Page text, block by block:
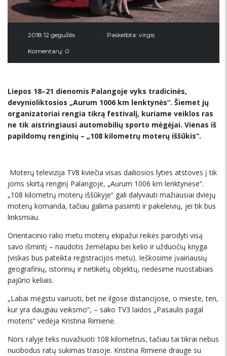
2018 12 gegužės Paskelbta: virgis
Komentarų: 0
Liepos 18–21 dienomis Palangoje vyks tradicinės,
devynioliktosios „Aurum 1006 km lenktynės“. Šiemet jų
organizatoriai rengia tikrą festivalį, kuriame veiklos ras
ne tik aistringiausi automobilių sporto mėgėjai. Vienas iš
papildomų renginių – „108 kilometrų moterų iššūkis“.
Moterų televizija TV8 kviečia visas dailiosios lyties atstoves į tik
joms skirtą renginį Palangoje, „Aurum 1006 km lenktynėse“.
„108 kilometrų moterų iššūkyje“ gali dalyvauti mažiausiai dviejų
moterų komanda, tačiau galima pasiimti ir pakeleivių, jei tik bus
linksmiau.
Orientacinio ralio metu moterų ekipažui reikės parodyti visą
savo išmintį – naudotis žemėlapiu bei kelio ir užduočių knyga
(viskas bus pateikta registracijos metu). Ieškosime įvairiausių
geografinių, istorinių ir netikėtų objektų, riedėsime nuostabiais
pajūrio keliais.
„Labai mėgstu vairuoti, bet ne ilgose distancijose, o mieste, ten,
kur yra daugiau veiksmo“, – sako TV3 laidos „Pasaulis pagal
moteris“ vedėja Kristina Rimienė.
Nors ralyje teks nuvažiuoti 108 kilometrus, tačiau tai tikrai nebus
nuobodus ratų sukimas trasoje. Kristina Rimienė drauge su